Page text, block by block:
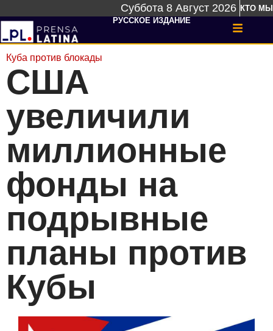
Суббота 8 Август 2026 КТО МЫ
РУССКОЕ ИЗДАНИЕ
Куба против блокады
США
увеличили
миллионные
фонды на
подрывные
планы против
Кубы